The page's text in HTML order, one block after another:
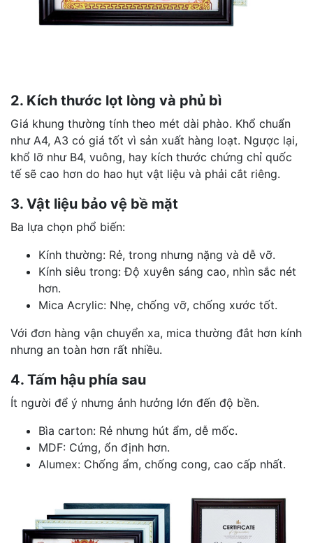
2. Kích thước lọt lòng và phủ bì
Giá khung thường tính theo mét dài phào. Khổ chuẩn
như A4, A3 có giá tốt vì sản xuất hàng loạt. Ngược lại,
khổ lỡ như B4, vuông, hay kích thước chứng chỉ quốc
tế sẽ cao hơn do hao hụt vật liệu và phải cắt riêng.
3. Vật liệu bảo vệ bề mặt
Ba lựa chọn phổ biến:
Kính thường: Rẻ, trong nhưng nặng và dễ vỡ.
Kính siêu trong: Độ xuyên sáng cao, nhìn sắc nét
hơn.
Mica Acrylic: Nhẹ, chống vỡ, chống xước tốt.
Với đơn hàng vận chuyển xa, mica thường đắt hơn kính
nhưng an toàn hơn rất nhiều.
4. Tấm hậu phía sau
Ít người để ý nhưng ảnh hưởng lớn đến độ bền.
Bìa carton: Rẻ nhưng hút ẩm, dễ mốc.
MDF: Cứng, ổn định hơn.
Alumex: Chống ẩm, chống cong, cao cấp nhất.